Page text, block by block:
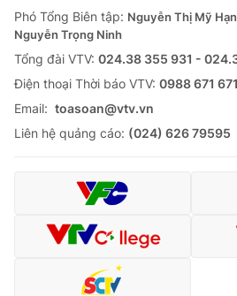
Phó Tổng Biên tập: Nguyễn Thị Mỹ
Nguyễn Trọng Ninh
Tổng đài VTV: 024.38 355 931 -
Ðiện thoại Thời báo VTV: 0988 671 671
Email: toasoan@vtv.vn
Liên hệ quảng cáo: (024) 626 79595